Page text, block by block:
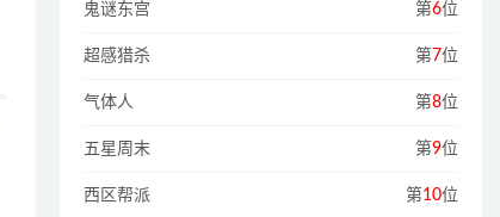
鬼谜东宫 第6位
超感猎杀 第7位
气体人 第8位
五星周末 第9位
西区帮派 第10位